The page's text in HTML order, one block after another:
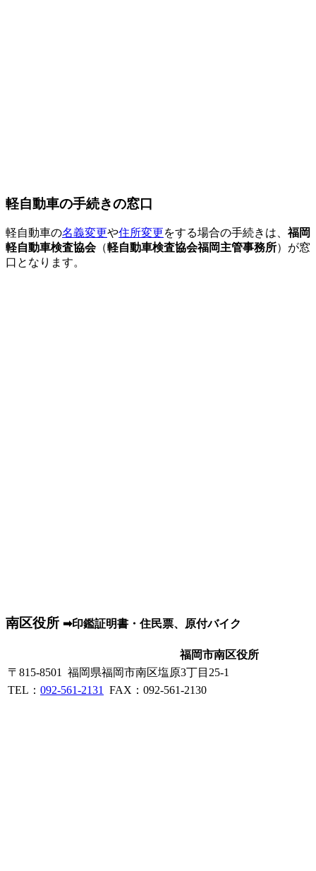
軽自動車の手続きの窓口
軽自動車の名義変更や住所変更をする場合の手続きは、福岡
軽自動車検査協会（軽自動車検査協会福岡主管事務所）が窓
口となります。
南区役所 ➡印鑑証明書・住民票、原付バイク
福岡市南区役所
〒815-8501 福岡県福岡市南区塩原3丁目25-1
TEL： 092-561-2131 FAX：092-561-2130